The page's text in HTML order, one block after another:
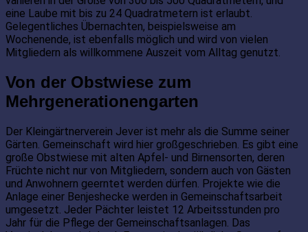
eine Laube mit bis zu 24 Quadratmetern ist erlaubt.
Gelegentliches Übernachten, beispielsweise am
Wochenende, ist ebenfalls möglich und wird von vielen
Mitgliedern als willkommene Auszeit vom Alltag genutzt.
Von der Obstwiese zum
Mehrgenerationengarten
Der Kleingärtnerverein Jever ist mehr als die Summe seiner
Gärten. Gemeinschaft wird hier großgeschrieben. Es gibt eine
große Obstwiese mit alten Apfel- und Birnensorten, deren
Früchte nicht nur von Mitgliedern, sondern auch von Gästen
und Anwohnern geerntet werden dürfen. Projekte wie die
Anlage einer Benjeshecke werden in Gemeinschaftsarbeit
umgesetzt. Jeder Pächter leistet 12 Arbeitsstunden pro
Jahr für die Pflege der Gemeinschaftsanlagen. Das